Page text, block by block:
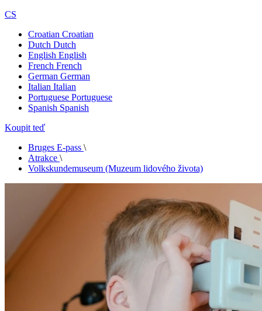
CS
Croatian Croatian
Dutch Dutch
English English
French French
German German
Italian Italian
Portuguese Portuguese
Spanish Spanish
Koupit teď
Bruges E-pass \
Atrakce \
Volkskundemuseum (Muzeum lidového života)